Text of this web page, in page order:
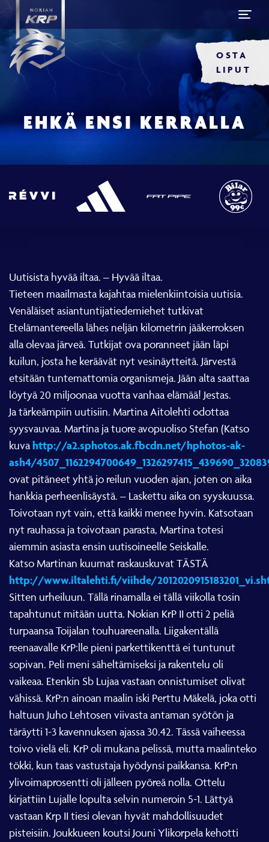
OSTA
LIPUT
EHKÄ ENSI KERRALLA
Uutisista hyvää iltaa. – Hyvää iltaa.
Tieteen maailmasta kajahtaa mielenkiintoisia uutisia.
Venäläiset asiantuntijatiedemiehet tutkivat
Etelämantereella lähes neljän kilometrin jääkerroksen
alla olevaa järveä. Tutkijat ova poranneet jään läpi
kuilun, josta he keräävät nyt vesinäytteitä. Järvestä
etsitään tuntemattomia organismeja. Jään alta saattaa
löytyä 20 miljoonaa vuotta vanhaa elämää! Jestas.
Ja tärkeämpiin uutisiin. Martina Aitolehti odottaa
syysvauvaa. Martina ja tuore avopuoliso Stefan (Katso
kuva http://a2.sphotos.ak.fbcdn.net/hphotos-ak-
ash4/
ovat pitäneet yhtä jo reilun vuoden ajan, joten on aika
hankkia perheenlisäystä. – Laskettu aika on syyskuussa.
Toivotaan nyt vain, että kaikki menee hyvin. Katsotaan
nyt rauhassa ja toivotaan parasta, Martina totesi
aiemmin asiasta ensin uutisoineelle Seiskalle.
Katso Martinan kuumat raskauskuvat TÄSTÄ
http://www.iltalehti.fi/viihde/
Sitten urheiluun. Tällä rinamalla ei tällä viikolla tosin
tapahtunut mitään uutta. Nokian KrP II otti 2 peliä
turpaansa Toijalan touhuareenalla. Liigakentällä
reenaavalle KrP:lle pieni parkettikenttä ei tuntunut
sopivan. Peli meni säheltämiseksi ja rakentelu oli
vaikeaa. Etenkin Sb Lujaa vastaan onnistumiset olivat
vähissä. KrP:n ainoan maalin iski Perttu Mäkelä, joka otti
haltuun Juho Lehtosen viivasta antaman syötön ja
täräytti 1-3 kavennuksen ajassa 30.42. Tässä vaiheessa
toivo vielä eli. KrP oli mukana pelissä, mutta maalinteko
tökki, kun taas vastustaja hyödynsi paikkansa. KrP:n
ylivoimaprosentti oli jälleen pyöreä nolla. Ottelu
kirjattiin Lujalle lopulta selvin numeroin 5-1. Lättyä
vastaan Krp II tiesi olevan hyvät mahdollisuudet
pisteisiin. Joukkueen koutsi Jouni Ylikorpela kehotti